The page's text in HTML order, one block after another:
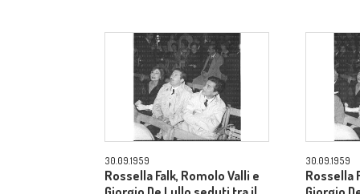
30.09.1959
Rossella Falk, Romolo Valli e
30.09.1959
Rossella